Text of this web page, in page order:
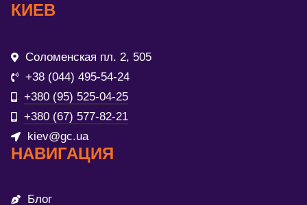
КИЕВ
Соломенская пл. 2, 505
+38 (044) 495-54-24
+380 (95) 525-04-25
+380 (67) 577-82-21
kiev@gc.ua
НАВИГАЦИЯ
Блог